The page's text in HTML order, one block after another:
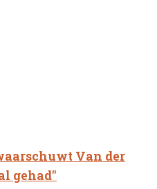
Van der
gehad"